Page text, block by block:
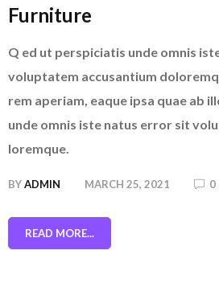
Furniture
Q ed ut perspiciatis unde omnis
voluptatem accusantium
rem aperiam, eaque ipsa quae ab
unde omnis iste natus error sit
loremque.
BYADMIN MARCH 25, 2021 0
READ MORE...